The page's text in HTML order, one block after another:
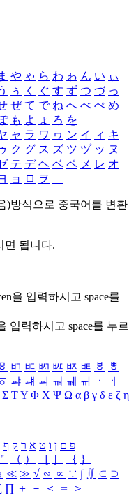
や ゃ ら わ ゎ ん い ぃ
ぅ く ぐ す ず つ づ っ
ぜ て で ね へ べ ぺ め
も よ ょ ろ を
ャ ラ ワ ヮ ン イ ィ キ
ク グ ス ズ ツ ヅ ッ ヌ
テ デ ヘ ベ ペ メ レ オ
ョ ロ ヲ ―
)방식으로 중국어를 변환
면 됩니다.
을 입력하시고 space를
입력하시고 space를 누르
ㅱ ㅲ ㅳ ㅴ ㅵ ㅶ ㅷ ㅸ
ㅹ
ㆇ ㆈ ㆉ ㆊ ㆋ ㆌ ㆍ
ㆎ
Σ ΤΥ Φ Χ Ψ Ω α β γ δ ε ζ η
פ ם ן ו ט א ר ק ף
＂ （ ） ［ ］ ｛ ｝
≪ ≫ √ ∽ ∝ ∵ ∫ ∬ ∈ ∋
∏ ＋ － ＜ ＝
＞